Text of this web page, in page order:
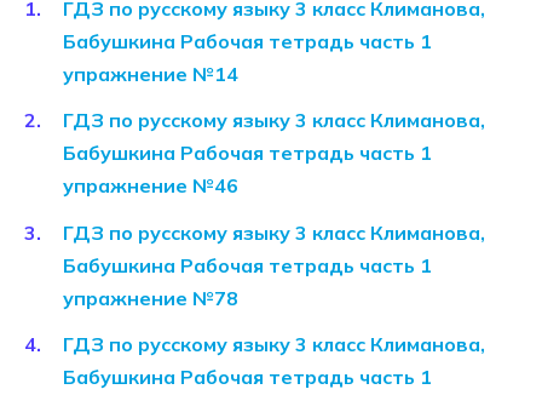
ГДЗ по русскому языку 3 класс Климанова,
Бабушкина Рабочая тетрадь часть 1
упражнение №14
ГДЗ по русскому языку 3 класс Климанова,
Бабушкина Рабочая тетрадь часть 1
упражнение №46
ГДЗ по русскому языку 3 класс Климанова,
Бабушкина Рабочая тетрадь часть 1
упражнение №78
ГДЗ по русскому языку 3 класс Климанова,
Бабушкина Рабочая тетрадь часть 1